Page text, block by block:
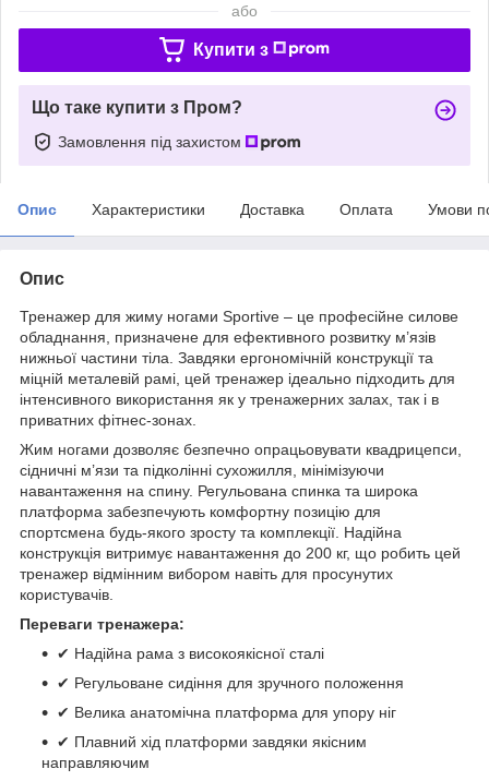
або
Купити з
Що таке купити з Пром?
Замовлення під захистом
Опис Характеристики Доставка Оплата Умови
Опис
Тренажер для жиму ногами Sportive – це професійне силове
обладнання, призначене для ефективного розвитку м’язів
нижньої частини тіла. Завдяки ергономічній конструкції та
міцній металевій рамі, цей тренажер ідеально підходить для
інтенсивного використання як у тренажерних залах, так і в
приватних фітнес-зонах.
Жим ногами дозволяє безпечно опрацьовувати квадрицепси,
сідничні м’язи та підколінні сухожилля, мінімізуючи
навантаження на спину. Регульована спинка та широка
платформа забезпечують комфортну позицію для
спортсмена будь-якого зросту та комплекції. Надійна
конструкція витримує навантаження до 200 кг, що робить цей
тренажер відмінним вибором навіть для просунутих
користувачів.
Переваги тренажера:
✔ Надійна рама з високоякісної сталі
✔ Регульоване сидіння для зручного положення
✔ Велика анатомічна платформа для упору ніг
✔ Плавний хід платформи завдяки якісним
направляючим